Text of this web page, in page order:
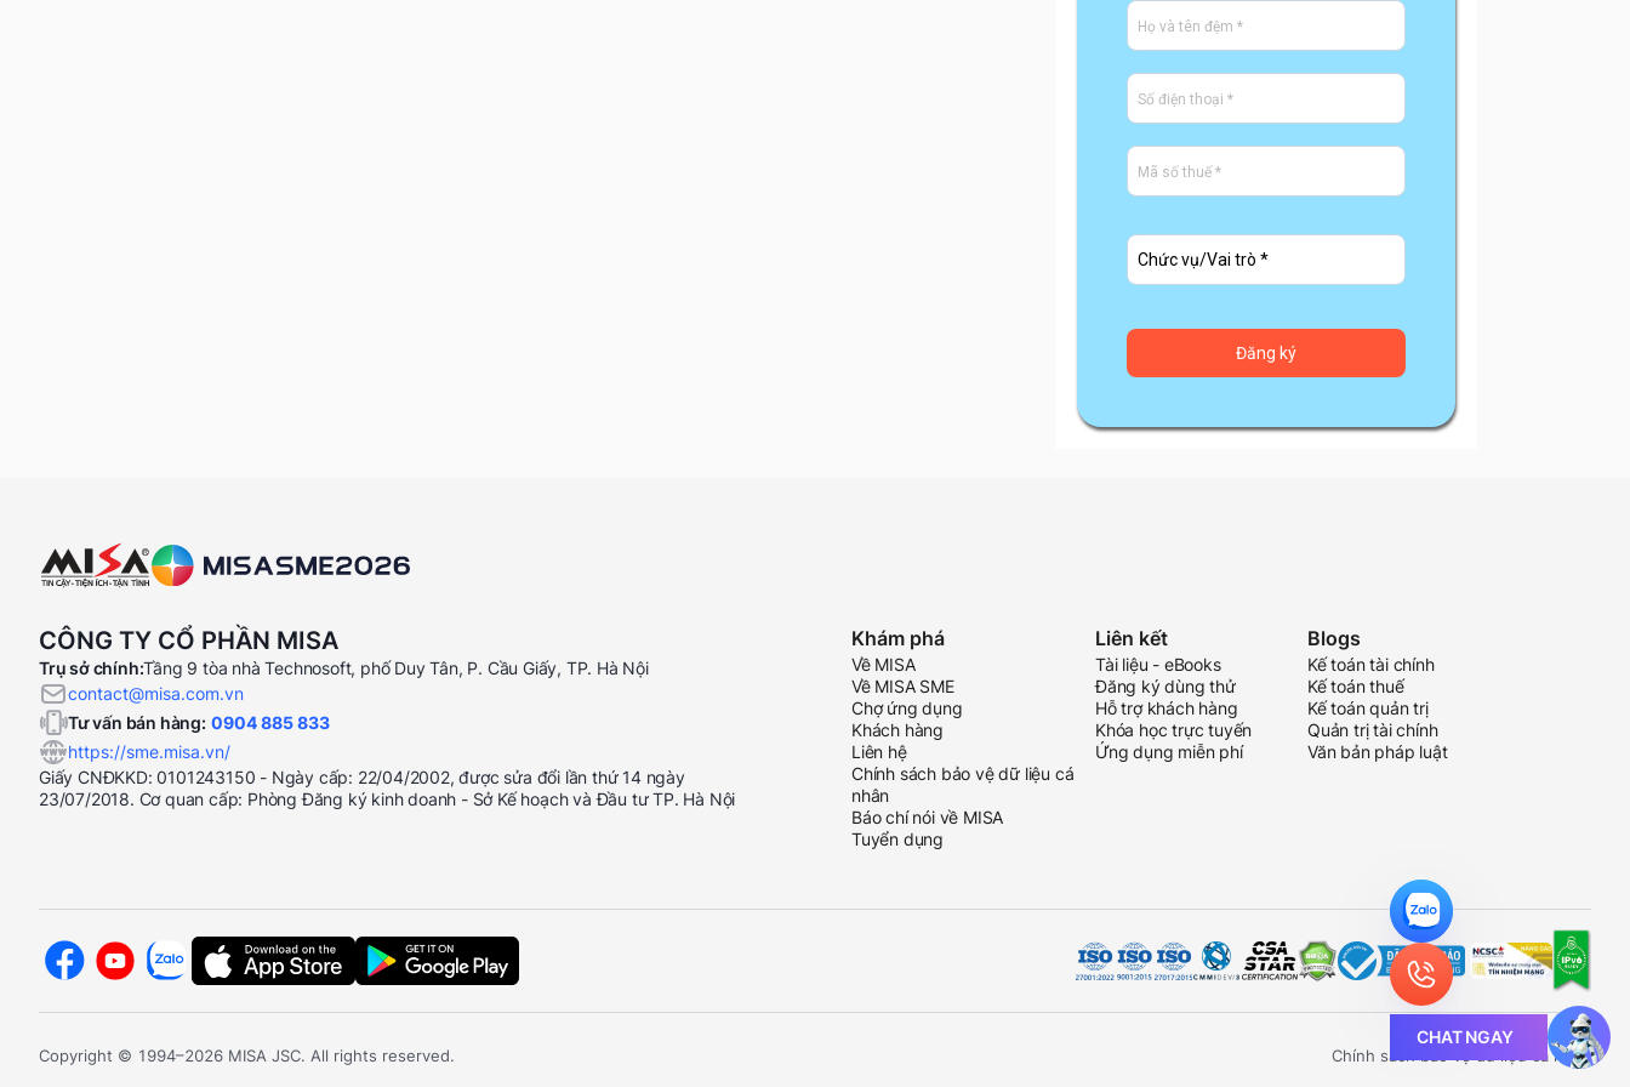
CÔNG TY CỔ PHẦN MISA
Trụ sở chính:Tầng 9 tòa nhà Technosoft, phố Duy Tân, P. Cầu Giấy, TP. Hà Nội
contact@misa.com.vn
Tư vấn bán hàng: 0904 885 833
https://sme.misa.vn/
Giấy CNĐKKD: 0101243150 - Ngày cấp: 22/04/2002, được sửa đổi lần thứ 14 ngày
23/07/2018. Cơ quan cấp: Phòng Đăng ký kinh doanh - Sở Kế hoạch và Đầu tư TP. Hà Nội
Khám phá
Về MISA
Về MISA SME
Chợ ứng dụng
Khách hàng
Liên hệ
Chính sách bảo vệ dữ liệu cá
nhân
Báo chí nói về MISA
Tuyển dụng
Liên kết
Tài liệu - eBooks
Đăng ký dùng thử
Hỗ trợ khách hàng
Khóa học trực tuyến
Ứng dụng miễn phí
Blogs
Kế toán tài chính
Kế toán thuế
Kế toán quản trị
Quản trị tài chính
Văn bản pháp luật
Copyright © 1994–2026 MISA JSC. All rights reserved. Chính sách bảo vệ dữ liệu cá nhân
CHAT NGAY